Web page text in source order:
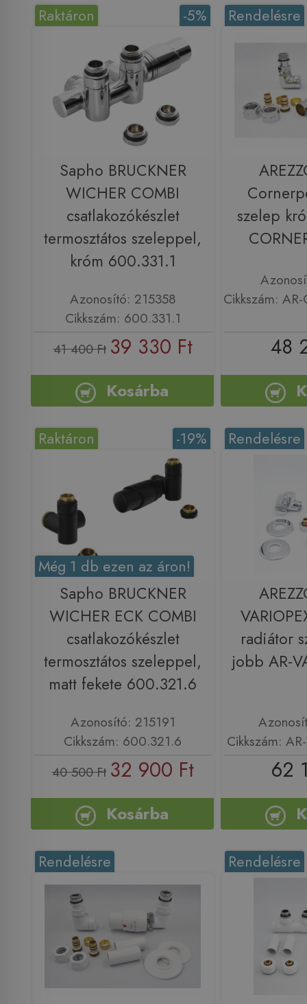
-5%
Raktáron
Sapho BRUCKNER
WICHER COMBI
csatlakozókészlet
termosztátos szeleppel,
króm 600.331.1
Azonosító: 215358
Cikkszám: 600.331.1
41 400 Ft 39 330 Ft
Kosárba
Rendelésre
szelep
Cikkszám:
48
-19%
Raktáron
Még 1 db ezen az áron!
Sapho BRUCKNER
WICHER ECK COMBI
csatlakozókészlet
termosztátos szeleppel,
matt fekete 600.321.6
Azonosító: 215191
Cikkszám: 600.321.6
40 500 Ft 32 900 Ft
Kosárba
Rendelésre
radiátor
jobb AR-
Cikkszám:
62
Rendelésre Rendelésre